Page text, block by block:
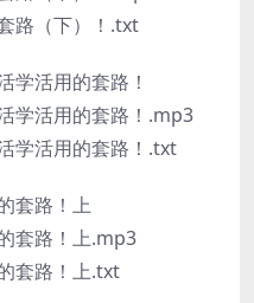
路（下）！.txt
学活用的套路！
学活用的套路！.mp3
学活用的套路！.txt
套路！上
套路！上.mp3
套路！上.txt